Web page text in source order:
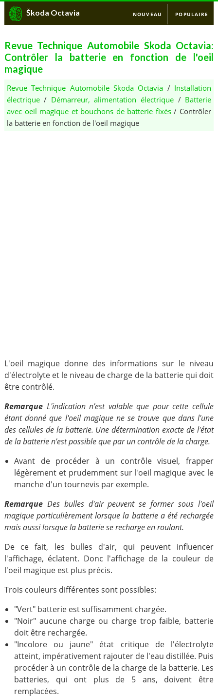
Škoda Octavia NOUVEAU POPULAIRE
Revue Technique Automobile Skoda Octavia:
Contrôler la batterie en fonction de l'oeil
magique
Revue Technique Automobile Skoda Octavia / Installation
électrique/ Démarreur, alimentation électrique / Batterie
avec oeil magique et bouchons de batterie fixés/ Contrôler
la batterie en fonction de l'oeil magique
L'oeil magique donne des informations sur le niveau
d'électrolyte et le niveau de charge de la batterie qui doit
être contrôlé.
RemarqueL'indication n'est valable que pour cette cellule
étant donné que l'oeil magique ne se trouve que dans l'une
des cellules de la batterie. Une détermination exacte de l'état
de la batterie n'est possible que par un contrôle de la charge.
Avant de procéder à un contrôle visuel, frapper
légèrement et prudemment sur l'oeil magique avec le
manche d'un tournevis par exemple.
RemarqueDes bulles d'air peuvent se former sous l'oeil
magique particulièrement lorsque la batterie a été rechargée
mais aussi lorsque la batterie se recharge en roulant.
De ce fait, les bulles d'air, qui peuvent influencer
l'affichage, éclatent. Donc l'affichage de la couleur de
l'oeil magique est plus précis.
Trois couleurs différentes sont possibles:
"Vert" batterie est suffisamment chargée.
"Noir" aucune charge ou charge trop faible, batterie
doit être rechargée.
"Incolore ou jaune" état critique de l'électrolyte
atteint, impérativement rajouter de l'eau distillée. Puis
procéder à un contrôle de la charge de la batterie. Les
batteries, qui ont plus de 5 ans, doivent être
remplacées.